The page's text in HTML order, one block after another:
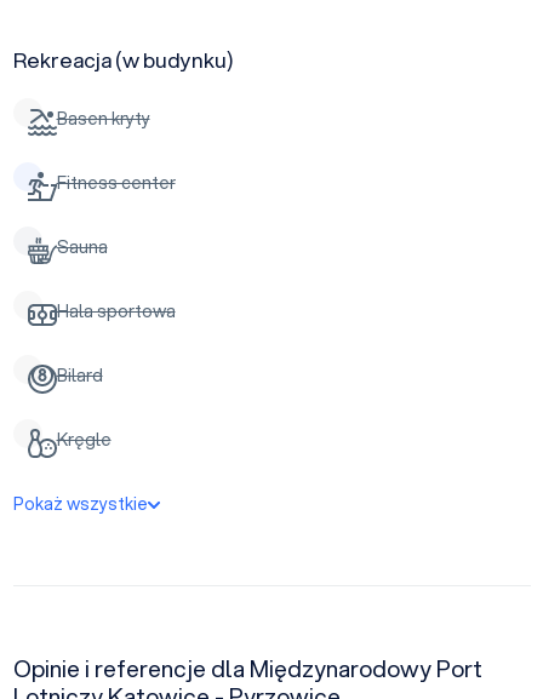
Rekreacja (w budynku)
Basen kryty
Fitness center
Sauna
Hala sportowa
Bilard
Kręgle
Pokaż wszystkie
Opinie i referencje dla Międzynarodowy Port